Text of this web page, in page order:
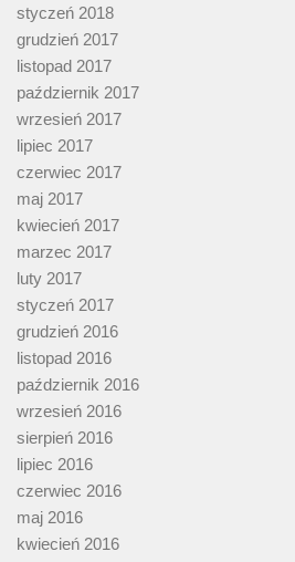
styczeń 2018
grudzień 2017
listopad 2017
październik 2017
wrzesień 2017
lipiec 2017
czerwiec 2017
maj 2017
kwiecień 2017
marzec 2017
luty 2017
styczeń 2017
grudzień 2016
listopad 2016
październik 2016
wrzesień 2016
sierpień 2016
lipiec 2016
czerwiec 2016
maj 2016
kwiecień 2016